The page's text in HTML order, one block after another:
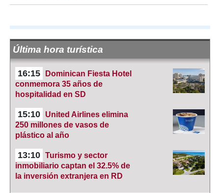
Última hora turística
16:15
Dominican Fiesta Hotel
conmemora 35 años de
hospitalidad en SD
15:10
United Airlines elimina
250 millones de vasos de
plástico al año
13:10 Turismo y sector
inmobiliario captan el 32.5% de
la inversión extranjera en RD